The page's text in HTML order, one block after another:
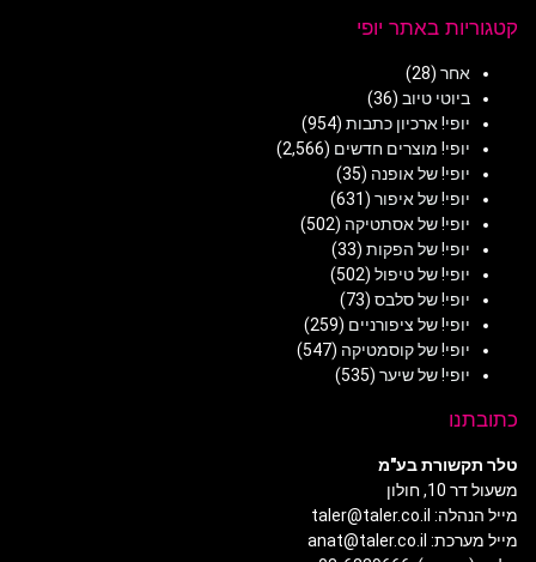
קטגוריות באתר יופי
אחר (28)
ביוטי טיוב (36)
יופי! ארכיון כתבות (954)
יופי! מוצרים חדשים (2,566)
יופי! של אופנה (35)
יופי! של איפור (631)
יופי! של אסתטיקה (502)
יופי! של הפקות (33)
יופי! של טיפול (502)
יופי! של סלבס (73)
יופי! של ציפורניים (259)
יופי! של קוסמטיקה (547)
יופי! של שיער (535)
כתובתנו
טלר תקשורת בע"מ
משעול דר 10, חולון
מייל הנהלה: taler@taler.co.il
מייל מערכת: anat@taler.co.il